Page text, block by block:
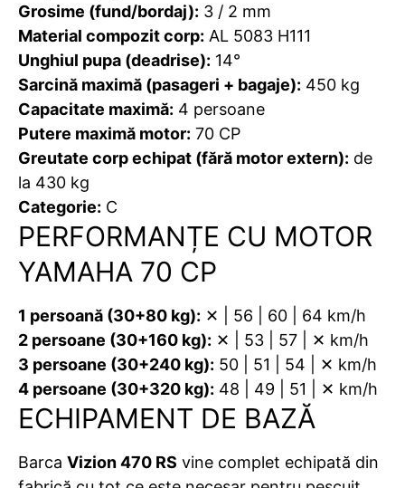
Grosime (fund/bordaj): 3 / 2 mm
Material compozit corp: AL 5083 H111
Unghiul pupa (deadrise): 14°
Sarcină maximă (pasageri + bagaje): 450 kg
Capacitate maximă: 4 persoane
Putere maximă motor: 70 CP
Greutate corp echipat (fără motor extern): de
la 430 kg
Categorie: С
PERFORMANȚE CU MOTOR
YAMAHA 70 CP
1 persoană (30+80 kg): ✕ | 56 | 60 | 64 km/h
2 persoane (30+160 kg): ✕ | 53 | 57 | ✕ km/h
3 persoane (30+240 kg): 50 | 51 | 54 | ✕ km/h
4 persoane (30+320 kg): 48 | 49 | 51 | ✕ km/h
ECHIPAMENT DE BAZĂ
Barca Vizion 470 RS vine complet echipată din